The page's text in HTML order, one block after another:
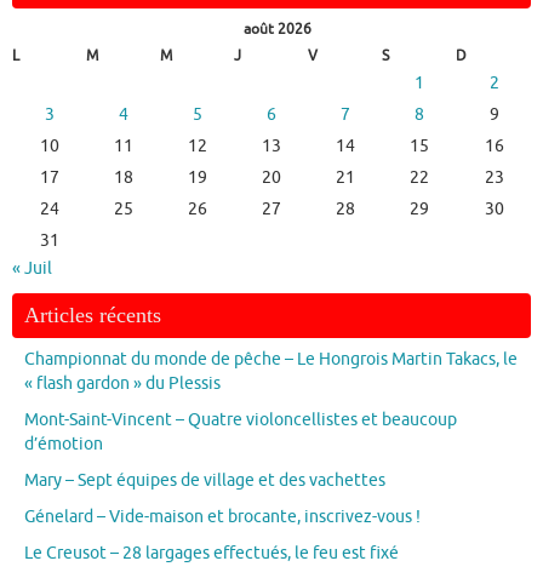
août 2026
L
M M J V S D
1
2
3
4 5 6 7 8
9
10
11 12 13 14 15
16
17
18 19 20 21 22
23
24
25 26 27 28 29
30
31
« Juil
Articles récents
Championnat du monde de pêche – Le Hongrois Martin Takacs, le
« flash gardon » du Plessis
Mont-Saint-Vincent – Quatre violoncellistes et beaucoup
d’émotion
Mary – Sept équipes de village et des vachettes
Génelard – Vide-maison et brocante, inscrivez-vous !
Le Creusot – 28 largages effectués, le feu est fixé